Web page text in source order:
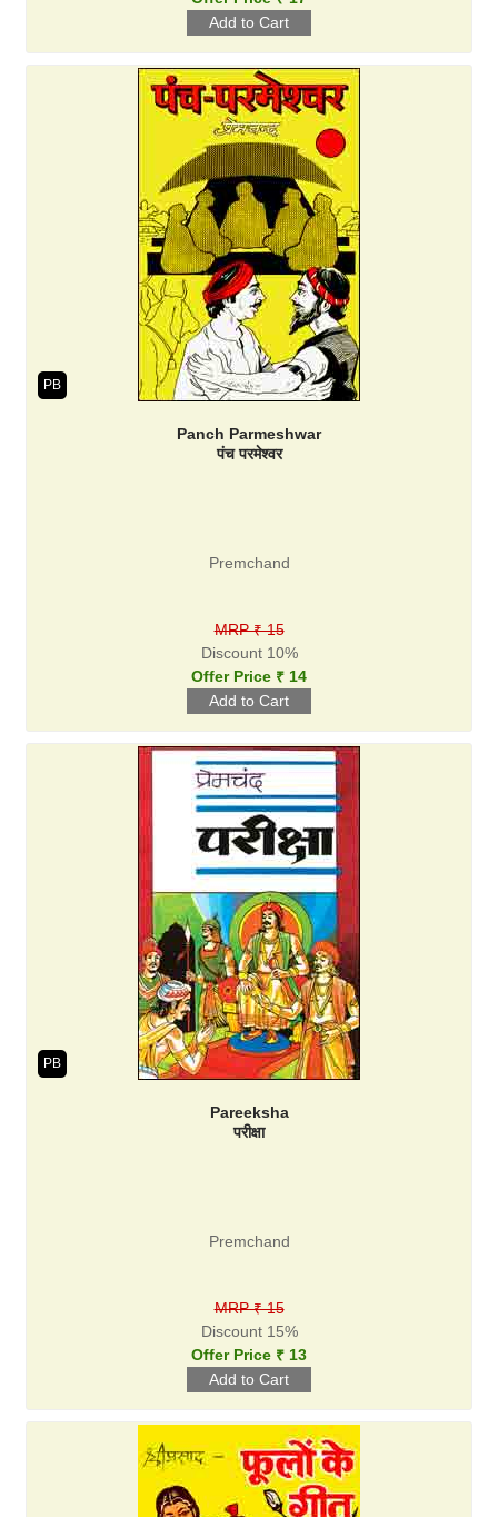
PB
Panch Parmeshwar
पंच परमेश्वर
Premchand
MRP ₹ 15
Discount 10%
Offer Price ₹ 14
PB
Pareeksha
परीक्षा
Premchand
MRP ₹ 15
Discount 15%
Offer Price ₹ 13